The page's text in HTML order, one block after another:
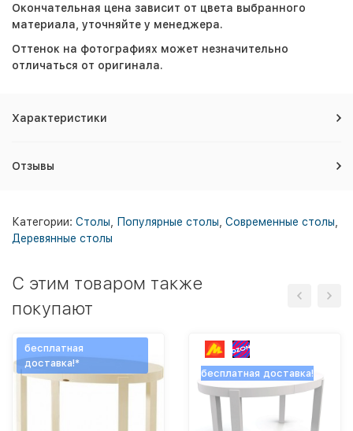
Окончательная цена зависит от цвета выбранного
материала, уточняйте у менеджера.
Оттенок на фотографиях может незначительно
отличаться от оригинала.
Характеристики
Отзывы
Категории: Столы Популярные столы Современные столы
Деревянные столы
C этим товаром также
покупают
бесплатная
доставка!*
бесплатная доставка!